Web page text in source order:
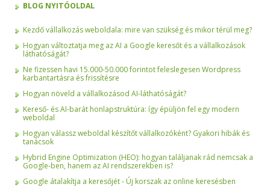
BLOG NYITÓOLDAL
Kezdő vállalkozás weboldala: mire van szükség és mikor térül meg?
Hogyan változtatja meg az AI a Google keresőt és a vállalkozások
láthatóságát?
Ne fizessen havi 15.000-50.000 forintot feleslegesen Wordpress
karbantartásra és frissítésre
Hogyan növeld a vállalkozásod AI-láthatóságát?
Kereső- és AI-barát honlapstruktúra: így épüljön fel egy modern
weboldal
Hogyan válassz weboldal készítőt vállalkozóként? Gyakori hibák és
tanácsok
Hybrid Engine Optimization (HEO): hogyan találjanak rád nemcsak a
Google-ben, hanem az AI rendszerekben is?
Google átalakítja a keresőjét - Új korszak az online keresésben